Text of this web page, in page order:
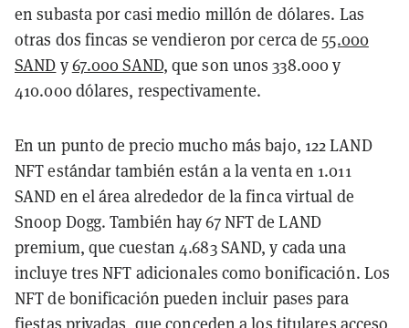
en subasta por casi medio millón de dólares. Las
otras dos fincas se vendieron por cerca de 55.000
SAND y67.000 SAND, que son unos 338.000 y
410.000 dólares, respectivamente.
En un punto de precio mucho más bajo, 122 LAND
NFT estándar también están a la venta en 1.011
SAND en el área alrededor de la finca virtual de
Snoop Dogg. También hay 67 NFT de LAND
premium, que cuestan 4.683 SAND, y cada una
incluye tres NFT adicionales como bonificación. Los
NFT de bonificación pueden incluir pases para